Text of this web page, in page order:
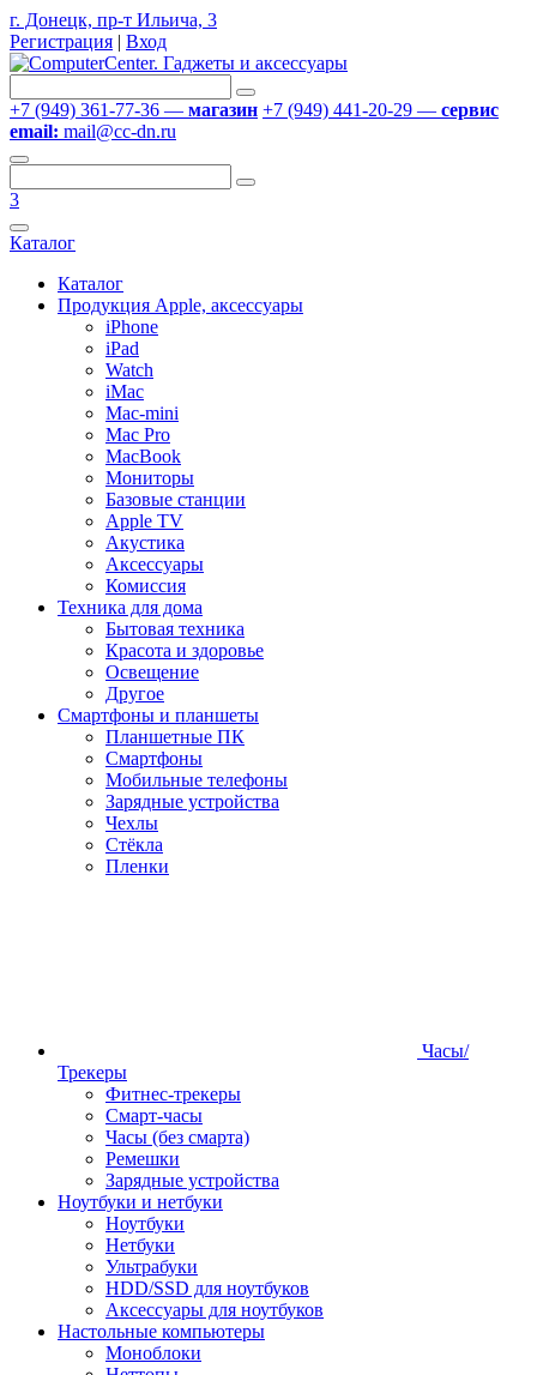
г. Донецк, пр-т Ильича, 3
Регистрация | Вход
+7 (949) 361-77-36 — магазин +7 (949) 441-20-29 — сервис
email: mail@cc-dn.ru
3
Каталог
Каталог
Продукция Apple, аксессуары
iPhone
iPad
Watch
iMac
Mac-mini
Mac Pro
MacBook
Мониторы
Базовые станции
Apple TV
Акустика
Аксессуары
Комиссия
Техника для дома
Бытовая техника
Красота и здоровье
Освещение
Другое
Смартфоны и планшеты
Планшетные ПК
Смартфоны
Мобильные телефоны
Зарядные устройства
Чехлы
Стёкла
Пленки
Часы/
Трекеры
Фитнес-трекеры
Смарт-часы
Часы (без смарта)
Ремешки
Зарядные устройства
Ноутбуки и нетбуки
Ноутбуки
Нетбуки
Ультрабуки
HDD/SSD для ноутбуков
Аксессуары для ноутбуков
Настольные компьютеры
Моноблоки